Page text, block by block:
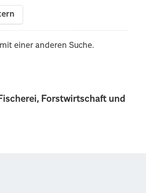
Forstwirtschaft und
einer anderen Suche.